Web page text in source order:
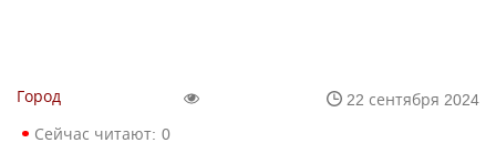
Город
22 сентября 2024
Сейчас читают: 0